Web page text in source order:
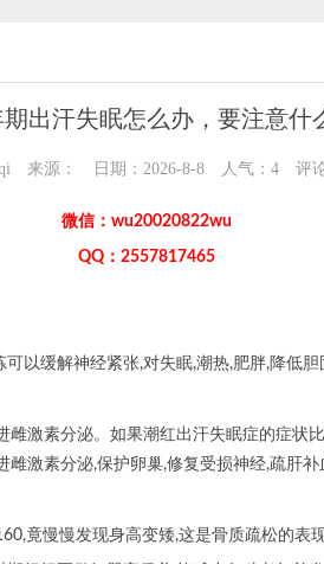
期出汗失眠怎么办，要注意什
来源： 日期：2026-8-8 人气： 4评论
微信：wu20020822wu
QQ：2557817465
以缓解神经紧张,对失眠,潮热,肥胖,降低胆
激素分泌。如果潮红出汗失眠症的症状
激素分泌,保护卵巢,修复受损神经,疏肝补
竟慢慢发现身高变矮,这是骨质疏松的表